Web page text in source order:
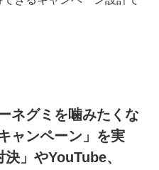
ネグミを噛みたくな
ャンペーン」を実
」やYouTube、